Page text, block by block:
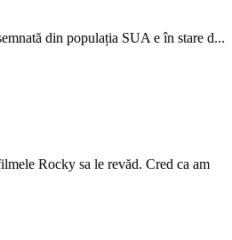
din populația SUA e în stare d...
Rocky sa le revăd. Cred ca am